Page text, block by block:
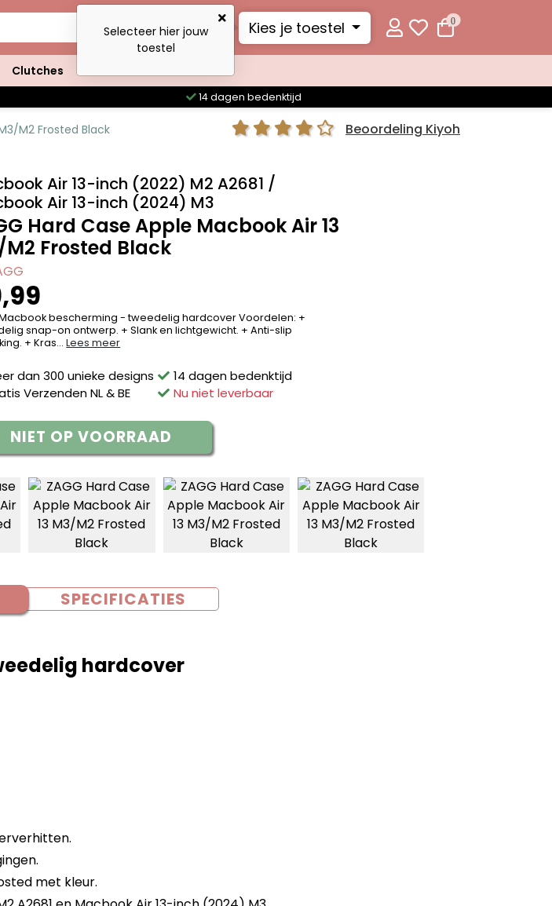
Kies je toestel 0
Clutches
14 dagen bedenktijd
M2 Frosted Black Beoordeling Kiyoh
Air 13-inch (2022) M2 A2681 /
Air 13-inch (2024) M3
Hard Case Apple Macbook Air 13
M2 Frosted Black
bescherming - tweedelig hardcover Voordelen: +
snap-on ontwerp. + Slank en lichtgewicht. + Anti-slip
+ Kras...Lees meer
dan 300 unieke designs
Verzenden NL & BE
14 dagen bedenktijd
Nu niet leverbaar
NIET OP VOORRAAD
SPECIFICATIES
hardcover
met kleur.
Selecteer hier jouw
toestel